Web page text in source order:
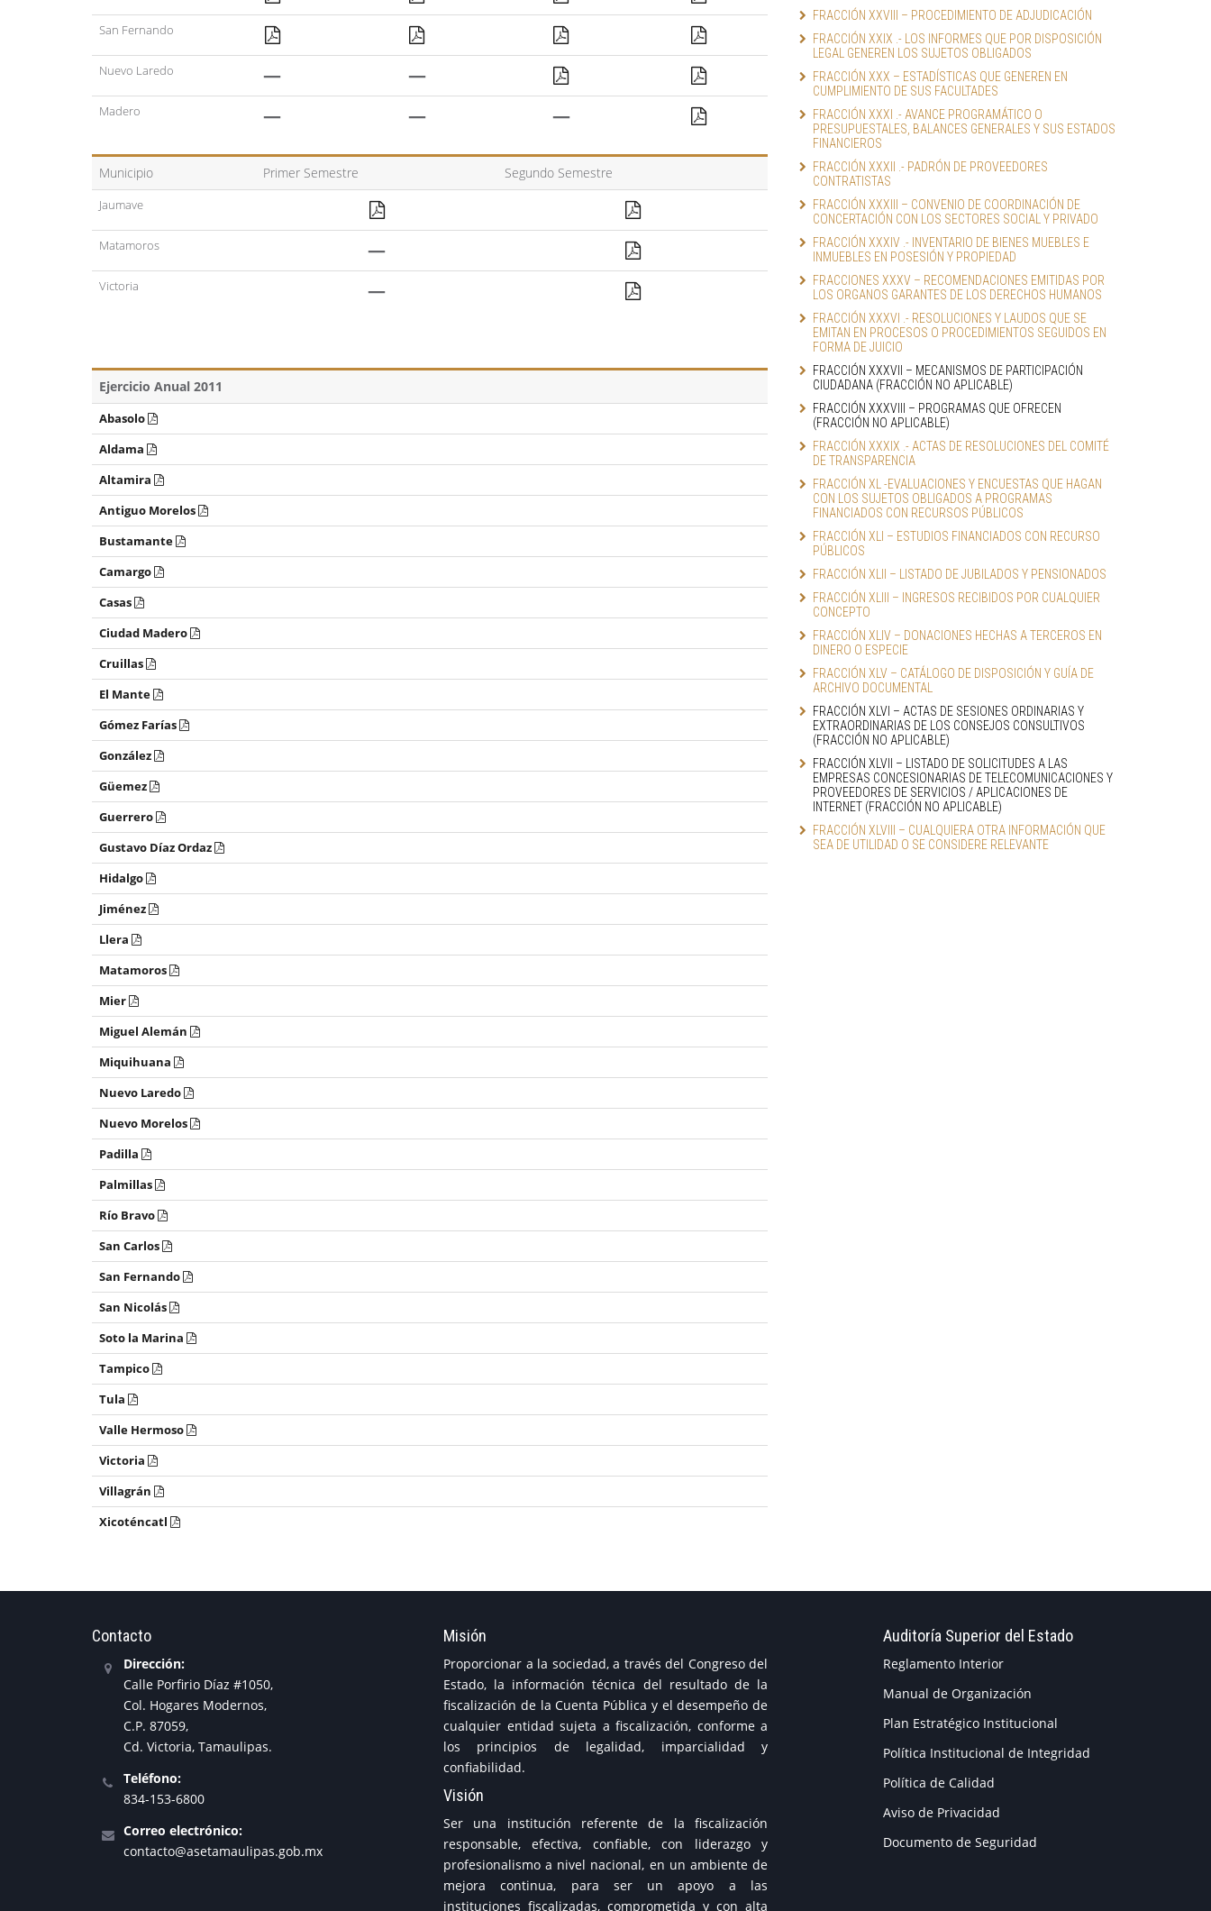
San Fernando
Nuevo Laredo — —
Madero — — —
Municipio Primer Semestre Segundo Semestre
Jaumave
Matamoros —
Victoria —
Ejercicio Anual 2011
Abasolo
Aldama
Altamira
Antiguo Morelos
Bustamante
Camargo
Casas
Ciudad Madero
Cruillas
El Mante
Gómez Farías
González
Güemez
Guerrero
Gustavo Díaz Ordaz
Hidalgo
Jiménez
Llera
Matamoros
Mier
Miguel Alemán
Miquihuana
Nuevo Laredo
Nuevo Morelos
Padilla
Palmillas
Río Bravo
San Carlos
San Fernando
San Nicolás
Soto la Marina
Tampico
Tula
Valle Hermoso
Victoria
Villagrán
Xicoténcatl
FRACCIÓN XXVIII – PROCEDIMIENTO DE ADJUDICACIÓN
FRACCIÓN XXIX .- LOS INFORMES QUE POR DISPOSICIÓN
LEGAL GENEREN LOS SUJETOS OBLIGADOS
FRACCIÓN XXX – ESTADÍSTICAS QUE GENEREN EN
CUMPLIMIENTO DE SUS FACULTADES
FRACCIÓN XXXI .- AVANCE PROGRAMÁTICO O
PRESUPUESTALES, BALANCES GENERALES Y SUS ESTADOS
FINANCIEROS
FRACCIÓN XXXII .- PADRÓN DE PROVEEDORES
CONTRATISTAS
FRACCIÓN XXXIII – CONVENIO DE COORDINACIÓN DE
CONCERTACIÓN CON LOS SECTORES SOCIAL Y PRIVADO
FRACCIÓN XXXIV .- INVENTARIO DE BIENES MUEBLES E
INMUEBLES EN POSESIÓN Y PROPIEDAD
FRACCIONES XXXV – RECOMENDACIONES EMITIDAS POR
LOS ORGANOS GARANTES DE LOS DERECHOS HUMANOS
FRACCIÓN XXXVI .- RESOLUCIONES Y LAUDOS QUE SE
EMITAN EN PROCESOS O PROCEDIMIENTOS SEGUIDOS EN
FORMA DE JUICIO
FRACCIÓN XXXVII – MECANISMOS DE PARTICIPACIÓN
CIUDADANA (FRACCIÓN NO APLICABLE)
FRACCIÓN XXXVIII – PROGRAMAS QUE OFRECEN
(FRACCIÓN NO APLICABLE)
FRACCIÓN XXXIX .- ACTAS DE RESOLUCIONES DEL COMITÉ
DE TRANSPARENCIA
FRACCIÓN XL -EVALUACIONES Y ENCUESTAS QUE HAGAN
CON LOS SUJETOS OBLIGADOS A PROGRAMAS
FINANCIADOS CON RECURSOS PÚBLICOS
FRACCIÓN XLI – ESTUDIOS FINANCIADOS CON RECURSO
PÚBLICOS
FRACCIÓN XLII – LISTADO DE JUBILADOS Y PENSIONADOS
FRACCIÓN XLIII – INGRESOS RECIBIDOS POR CUALQUIER
CONCEPTO
FRACCIÓN XLIV – DONACIONES HECHAS A TERCEROS EN
DINERO O ESPECIE
FRACCIÓN XLV – CATÁLOGO DE DISPOSICIÓN Y GUÍA DE
ARCHIVO DOCUMENTAL
FRACCIÓN XLVI – ACTAS DE SESIONES ORDINARIAS Y
EXTRAORDINARIAS DE LOS CONSEJOS CONSULTIVOS
(FRACCIÓN NO APLICABLE)
FRACCIÓN XLVII – LISTADO DE SOLICITUDES A LAS
EMPRESAS CONCESIONARIAS DE TELECOMUNICACIONES Y
PROVEEDORES DE SERVICIOS / APLICACIONES DE
INTERNET (FRACCIÓN NO APLICABLE)
FRACCIÓN XLVIII – CUALQUIERA OTRA INFORMACIÓN QUE
SEA DE UTILIDAD O SE CONSIDERE RELEVANTE
Contacto
Dirección:
Calle Porfirio Díaz #1050,
Col. Hogares Modernos,
C.P. 87059,
Cd. Victoria, Tamaulipas.
Teléfono:
834-153-6800
Correo electrónico:
contacto@asetamaulipas.gob.mx
Misión
Proporcionar a la sociedad, a través del Congreso del
Estado, la información técnica del resultado de la
fiscalización de la Cuenta Pública y el desempeño de
cualquier entidad sujeta a fiscalización, conforme a
los principios de legalidad, imparcialidad y
confiabilidad.
Visión
Ser una institución referente de la fiscalización
responsable, efectiva, confiable, con liderazgo y
profesionalismo a nivel nacional, en un ambiente de
mejora continua, para ser un apoyo a las
instituciones fiscalizadas, comprometida y con alta
Auditoría Superior del Estado
Reglamento Interior
Manual de Organización
Plan Estratégico Institucional
Política Institucional de Integridad
Política de Calidad
Aviso de Privacidad
Documento de Seguridad